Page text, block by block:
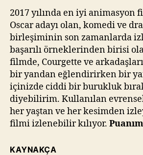
2017 yılında en iyi animasyon
Oscar adayı olan, komedi ve
birleşiminin son zamanlarda
başarılı örneklerinden birisi
filmde, Courgette ve
bir yandan eğlendirirken bir
içinizde ciddi bir burukluk
diyebilirim. Kullanılan
her yaştan ve her kesimden
filmi izlenebilir kılıyor.
KAYNAKÇA